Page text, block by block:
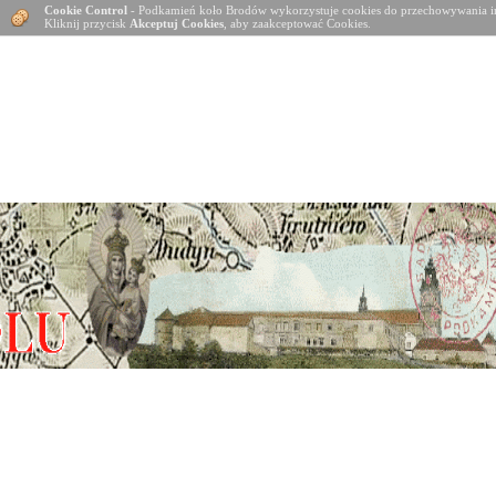
Cookie Control - Podkamień koło Brodów wykorzystuje cookies do
Kliknij przycisk Akceptuj Cookies , aby zaakceptować Cookies.